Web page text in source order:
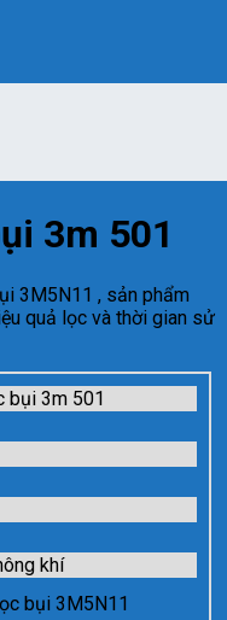
3m 501
3M5N11 , sản phẩm
quả lọc và thời gian sử
bụi 3m 501
khí
bụi 3M5N11